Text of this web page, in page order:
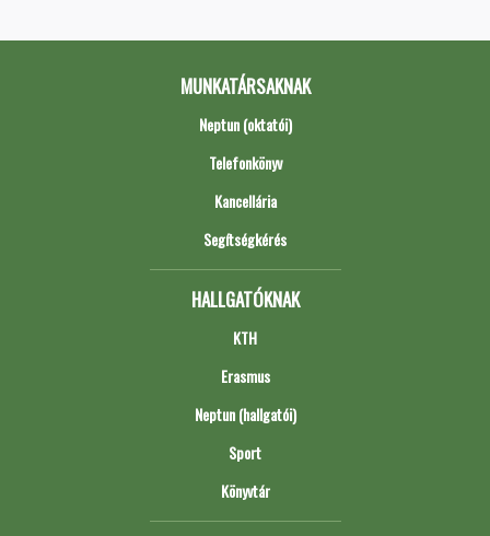
MUNKATÁRSAKNAK
Neptun (oktatói)
Telefonkönyv
Kancellária
Segítségkérés
HALLGATÓKNAK
KTH
Erasmus
Neptun (hallgatói)
Sport
Könyvtár